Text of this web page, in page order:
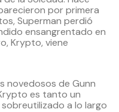
por primera
Superman perdió
ensangrentado en
Krypto, viene
novedosos de Gunn
es tanto un
a lo largo